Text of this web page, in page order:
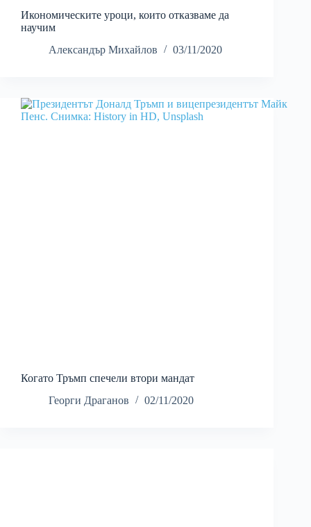
Икономическите уроци, които отказваме да
научим
Александър Михайлов
03/11/2020
Когато Тръмп спечели втори мандат
Георги Драганов
02/11/2020